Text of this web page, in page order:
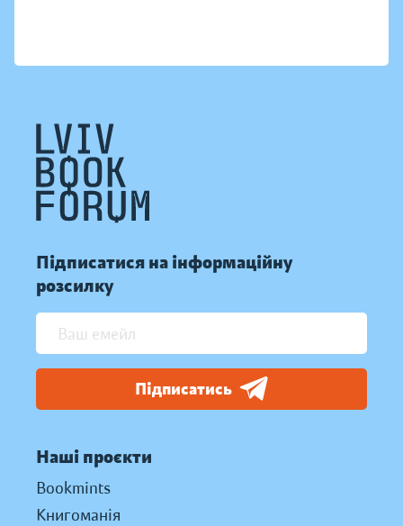
Підписатися на інформаційну
розсилку
Підписатись
Наші проєкти
Bookmints
Книгоманія